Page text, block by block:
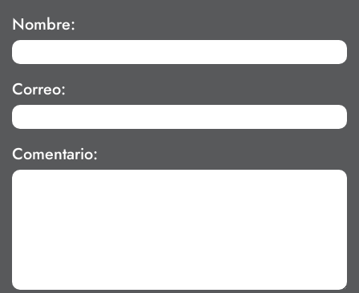
Nombre:
Correo:
Comentario: